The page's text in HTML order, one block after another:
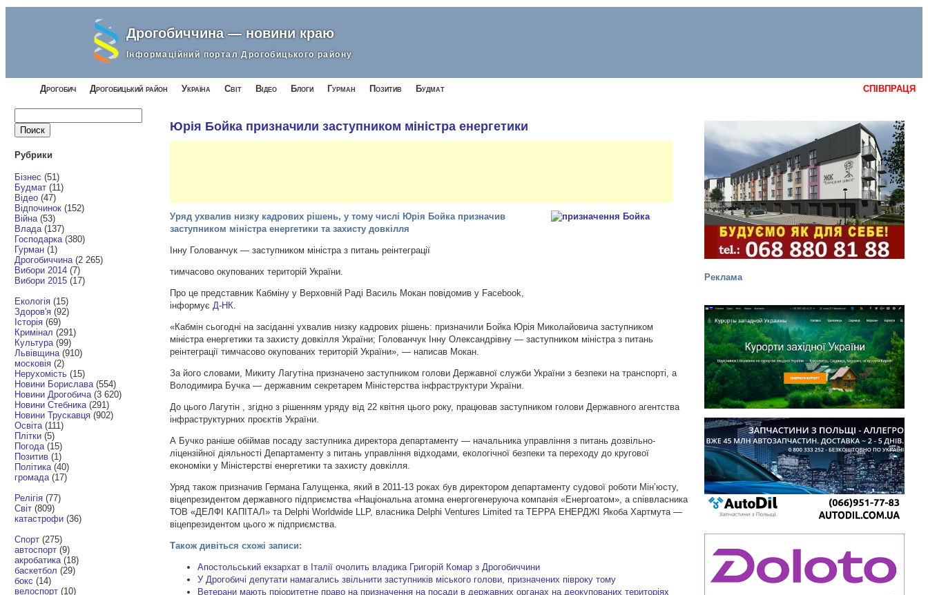
Дрогобиччина — новини краю
Інформаційний портал Дрогобицького району
Дрогобич Дрогобицький район Україна Світ Відео Блоги Гурман СПІВПРАЦЯ
Позитив Будмат
Реклама
Рубрики
Бізнес (51)
Будмат (11)
Відео (47)
Відпочинок (152)
Війна (53)
Влада (137)
Господарка (380)
Гурман (1)
Дрогобиччина (2 265)
Вибори 2014 (7)
Вибори 2015 (17)
Екологія (15)
Здоров'я (92)
Історія (69)
Кримінал (291)
Культура (99)
Львівщина (910)
московія (2)
Нерухомість (15)
Новини Борислава (554)
Новини Дрогобича (3 620)
Новини Стебника (291)
Новини Трускавця (902)
Освіта (111)
Плітки (5)
Погода (15)
Позитив (1)
Політика (40)
громада (17)
Релігія (77)
Світ (809)
катастрофи (36)
Спорт (275)
автоспорт (9)
акробатика (18)
баскетбол (29)
бокс (14)
велоспорт (10)
Юрія Бойка призначили заступником міністра енергетики
Уряд ухвалив низку кадрових рішень, у тому числі Юрія Бойка призначив
заступником міністра енергетики та захисту довкілля
Інну Голованчук — заступником міністра з питань реінтеграції
тимчасово окупованих територій України.
Про це представник Кабміну у Верховній Раді Василь Мокан повідомив у Facebook,
інформуєД-НК.
«Кабмін сьогодні на засіданні ухвалив низку кадрових рішень: призначили Бойка Юрія Миколайовича заступником
міністра енергетики та захисту довкілля України; Голованчук Інну Олександрівну — заступником міністра з питань
реінтеграції тимчасово окупованих територій України», — написав Мокан.
За його словами, Микиту Лагутіна призначено заступником голови Державної служби України з безпеки на транспорті, а
Володимира Бучка — державним секретарем Міністерства інфраструктури України.
До цього Лагутін , згідно з рішенням уряду від 22 квітня цього року, працював заступником голови Державного агентства
інфраструктурних проєктів України.
А Бучко раніше обіймав посаду заступника директора департаменту — начальника управління з питань дозвільно-
ліцензійної діяльності Департаменту з питань управління відходами, екологічної безпеки та переходу до кругової
економіки у Міністерстві енергетики та захисту довкілля.
Уряд також призначив Германа Галущенка, який в 2011-13 роках був директором департаменту судової роботи Мін’юсту,
віцепрезидентом державного підприємства «Національна атомна енергогенеруюча компанія «Енергоатом», а співвласника
ТОВ «ДЕЛФІ КАПІТАЛ» та Delphi Worldwide LLP, власника Delphi Ventures Limited та ТЕРРА ЕНЕРДЖІ Якоба Хартмута —
віцепрезидентом цього ж підприємства.
Також дивіться схожі записи:
Апостольський екзархат в Італії очолить владика Григорій Комар з Дрогобиччини
У Дрогобичі депутати намагались звільнити заступників міського голови, призначених півроку тому
Ветерани мають пріоритетне право на призначення на посади в державних органах на деокупованих територіях